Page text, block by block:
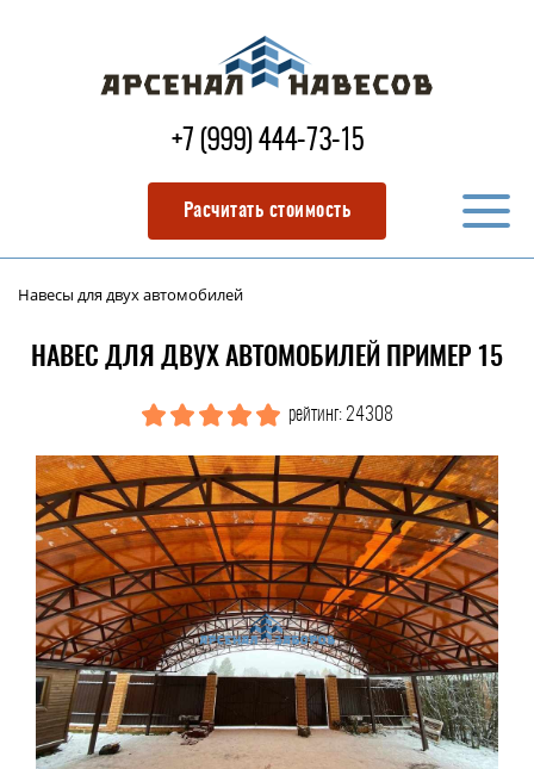
+7 (999) 444-73-15
Расчитать стоимость
Навесы для двух автомобилей
НАВЕС ДЛЯ ДВУХ АВТОМОБИЛЕЙ ПРИМЕР 15
рейтинг: 24308